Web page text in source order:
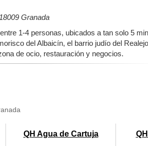
Granada
1-4 personas, ubicados a tan solo 5
del Albaicín, el barrio judío del
de ocio, restauración y negocios.
QH Agua de Cartuja